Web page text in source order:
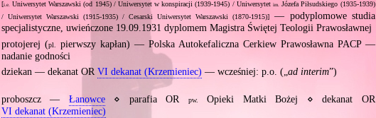
[i.e. Uniwersytet Warszawski (od 1945) / Uniwersytet w konspiracji (1939‐1945) / Uniwersytetim.
Józefa Piłsudskiego (1935‐1939)
/ Uniwersytet Warszawski (1915‐1935) / Cesarski Uniwersytet Warszawski (1870‐1915)]
— podyplomowe studia
specjalistyczne, uwieńczone 19.09.1931 dyplomem Magistra Świętej Teologii Prawosławnej
protojerej (pl.
pierwszy kapłan) — Polska Autokefaliczna Cerkiew Prawosławna PACP —
nadanie godności
dziekan — dekanat OR VI dekanat (Krzemieniec) — wcześniej: p.o. („ad interim”)
proboszcz — Łanowce⋄ parafia OR pw.
Opieki Matki Bożej ⋄ dekanat OR
VI dekanat (Krzemieniec)